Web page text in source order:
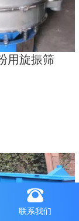
用旋振筛
联系我们